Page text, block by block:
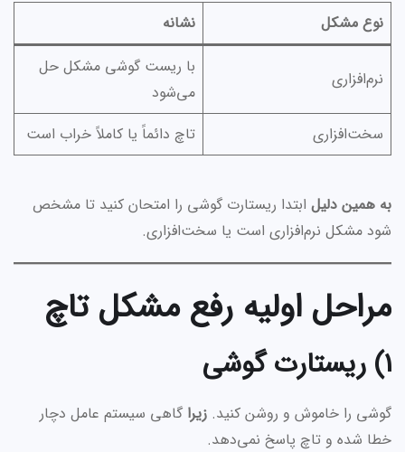
نوع مشکل نشانه
نرم‌افزاری
با ریست گوشی مشکل حل
می‌شود
سخت‌افزاری
تاچ دائماً یا کاملاً خراب است
به همین دلیل ابتدا ریستارت گوشی را امتحان کنید تا مشخص
شود مشکل نرم‌افزاری است یا سخت‌افزاری.
مراحل اولیه رفع مشکل تاچ
1) ریستارت گوشی
گوشی را خاموش و روشن کنید. زیرا گاهی سیستم عامل دچار
خطا شده و تاچ پاسخ نمی‌دهد.